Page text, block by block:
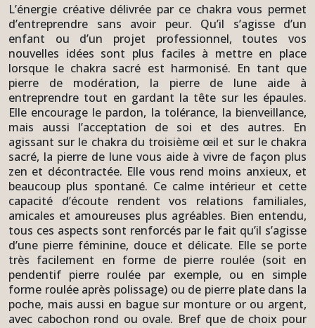
L’énergie créative délivrée par ce chakra vous permet
d’entreprendre sans avoir peur. Qu’il s’agisse d’un
enfant ou d’un projet professionnel, toutes vos
nouvelles idées sont plus faciles à mettre en place
lorsque le chakra sacré est harmonisé. En tant que
pierre de modération, la pierre de lune aide à
entreprendre tout en gardant la tête sur les épaules.
Elle encourage le pardon, la tolérance, la bienveillance,
mais aussi l’acceptation de soi et des autres. En
agissant sur le chakra du troisième œil et sur le chakra
sacré, la pierre de lune vous aide à vivre de façon plus
zen et décontractée. Elle vous rend moins anxieux, et
beaucoup plus spontané. Ce calme intérieur et cette
capacité d’écoute rendent vos relations familiales,
amicales et amoureuses plus agréables. Bien entendu,
tous ces aspects sont renforcés par le fait qu’il s’agisse
d’une pierre féminine, douce et délicate. Elle se porte
très facilement en forme de pierre roulée (soit en
pendentif pierre roulée par exemple, ou en simple
forme roulée après polissage) ou de pierre plate dans la
poche, mais aussi en bague sur monture or ou argent,
avec cabochon rond ou ovale. Bref que de choix pour